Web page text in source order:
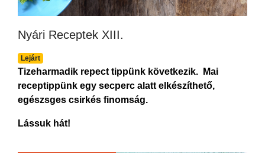
Nyári Receptek XIII.
Lejárt
Tizeharmadik repect tippünk következik. Mai
receptippünk egy secperc alatt elkészíthető,
egészsges csirkés finomság.
Lássuk hát!